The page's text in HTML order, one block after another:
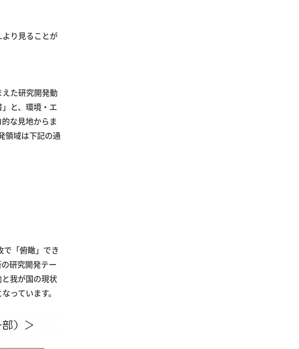
より見ることが
た研究開発動
と、環境・エ
な見地からま
領域は下記の通
「俯瞰」でき
研究開発テー
我が国の現状
っています。